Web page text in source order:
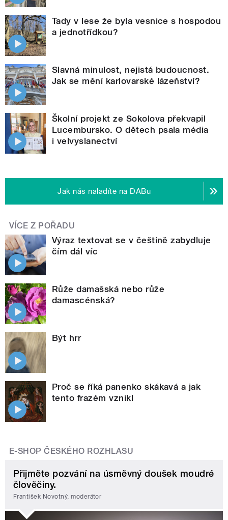
Tady v lese že byla vesnice s hospodou
a jednotřídkou?
Slavná minulost, nejistá budoucnost.
Jak se mění karlovarské lázeňství?
Školní projekt ze Sokolova překvapil
Lucembursko. O dětech psala média
i velvyslanectví
Jak nás naladíte na DABu
VÍCE Z POŘADU
Výraz textovat se v češtině zabydluje
čím dál víc
Růže damašská nebo růže
damascénská?
Být hrr
Proč se říká panenko skákavá a jak
tento frazém vznikl
E-SHOP ČESKÉHO ROZHLASU
Přijměte pozvání na úsměvný doušek moudré
člověčiny.
František Novotný, moderátor